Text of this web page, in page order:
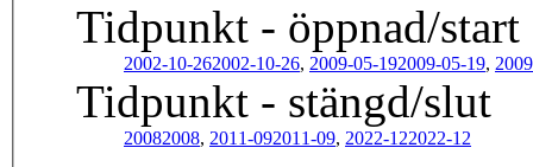
Tidpunkt - öppnad/start
2002-10-262002-10-26, 2009-05-192009-05-19,
Tidpunkt - stängd/slut
20082008, 2011-092011-09, 2022-122022-12